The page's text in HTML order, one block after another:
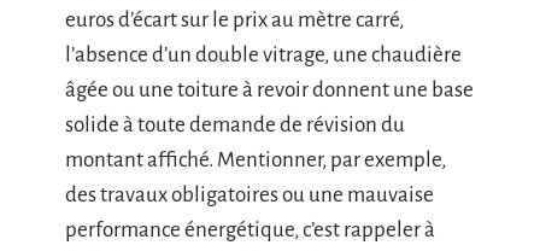
euros d’écart sur le prix au mètre carré,
l’absence d’un double vitrage, une chaudière
âgée ou une toiture à revoir donnent une base
solide à toute demande de révision du
montant affiché. Mentionner, par exemple,
des travaux obligatoires ou une mauvaise
performance énergétique, c’est rappeler à